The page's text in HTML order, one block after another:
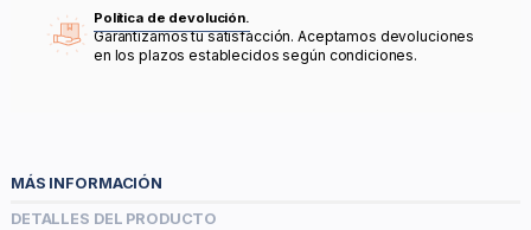
Política de devolución.
Garantizamos tu satisfacción. Aceptamos devoluciones
en los plazos establecidos según condiciones.
MÁS INFORMACIÓN
DETALLES DEL PRODUCTO